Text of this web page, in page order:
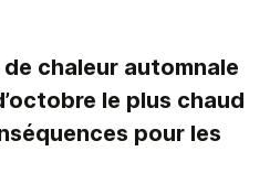
chaleur automnale
le plus chaud
pour les